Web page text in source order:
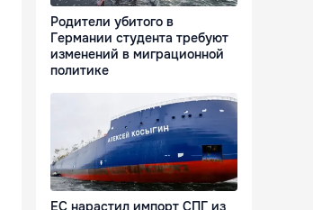
Родители убитого в
Германии студента требуют
изменений в миграционной
политике
ЕС нарастил импорт СПГ из